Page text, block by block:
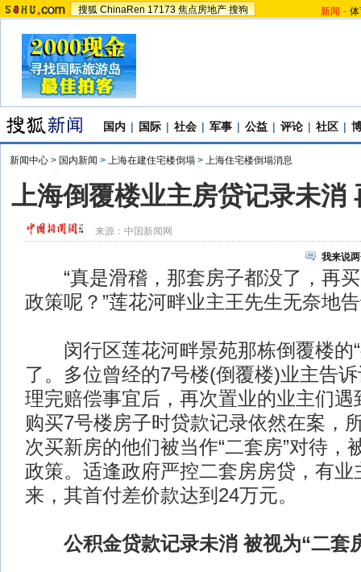
搜狐 ChinaRen 17173 焦点房地产 搜狗 新闻 -
国内 | 国际 | 社会 | 军事 | 公益 | 评论 | 社区 |
新闻中心 > 国内新闻 > 上海在建住宅楼倒塌 > 上海住宅楼倒塌消息
上海倒覆楼业主房贷记录未消
来源： 中国新闻网
我来说
“真是滑稽，那套房子都没了，再买
政策呢？”莲花河畔业主王先生无奈地
闵行区莲花河畔景苑那栋倒覆楼的“
了。多位曾经的7号楼(倒覆楼)业主告
理完赔偿事宜后，再次置业的业主们遇
购买7号楼房子时贷款记录依然在案，
次买新房的他们被当作“二套房”对待，
政策。适逢政府严控二套房房贷，有业
来，其首付差价款达到24万元。
公积金贷款记录未消 被视为“二套